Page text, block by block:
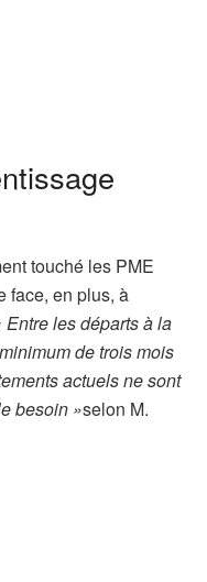
touché les PME
face, en plus, à
Entre les départs à la
de trois mois
actuels ne sont
besoin »selon M.